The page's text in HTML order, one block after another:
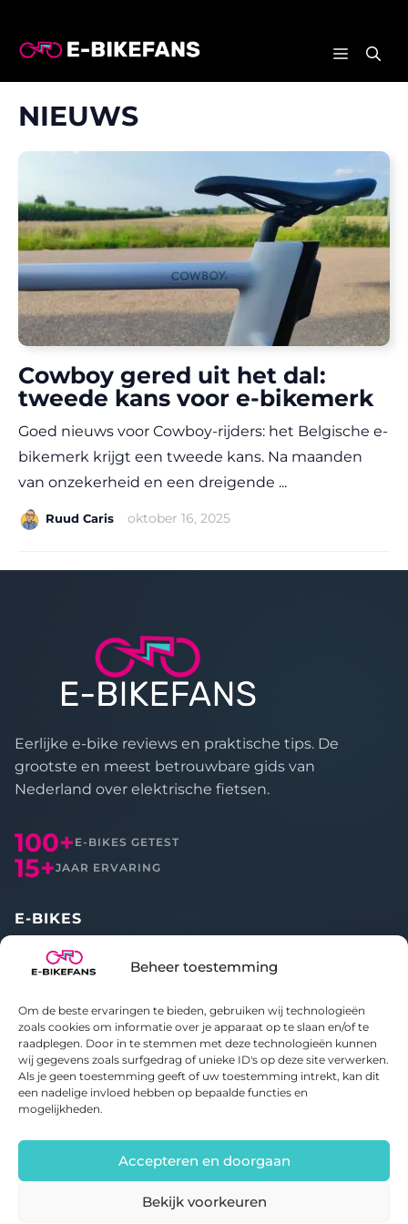
Beheer toestemming
Om de beste ervaringen te bieden, gebruiken wij technologieën
zoals cookies om informatie over je apparaat op te slaan en/of te
raadplegen. Door in te stemmen met deze technologieën kunnen
wij gegevens zoals surfgedrag of unieke ID's op deze site verwerken.
Als je geen toestemming geeft of uw toestemming intrekt, kan dit
een nadelige invloed hebben op bepaalde functies en
mogelijkheden.
Accepteren en doorgaan
Bekijk voorkeuren
naar
MENU
NIEUWS
Cowboy gered uit het dal:
tweede kans voor e-bikemerk
Goed nieuws voor Cowboy-rijders: het Belgische e-
bikemerk krijgt een tweede kans. Na maanden
van onzekerheid en een dreigende ...
Ruud Caris oktober 16, 2025
Eerlijke e-bike reviews en praktische tips. De
grootste en meest betrouwbare gids van
Nederland over elektrische fietsen.
100+ E-BIKES GETEST
15+JAAR ERVARING
E-BIKES
Alle reviews
Vergelijken
OVER ONS
Over E-bikefans
Contact
Privacybeleid
© 2020-2026 E-bikefans. Alle rechten voorbehouden.